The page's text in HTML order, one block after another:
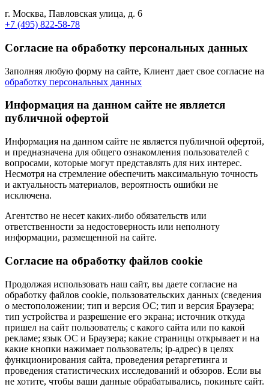
г. Москва, Павловская улица, д. 6
+7 (495) 822-58-78
Согласие на обработку персональных данных
Заполняя любую форму на сайте, Клиент дает свое согласие на
обработку персональных данных
Информация на данном сайте не является
публичной офертой
Информация на данном сайте не является публичной офертой,
и предназначена для общего ознакомления пользователей с
вопросами, которые могут представлять для них интерес.
Несмотря на стремление обеспечить максимальную точность
и актуальность материалов, вероятность ошибки не
исключена.
Агентство не несет каких-либо обязательств или
ответственности за недостоверность или неполноту
информации, размещенной на сайте.
Cогласие на обработку файлов cookie
Продолжая использовать наш сайт, вы даете согласие на
обработку файлов cookie, пользовательских данных (сведения
о местоположении; тип и версия ОС; тип и версия Браузера;
тип устройства и разрешение его экрана; источник откуда
пришел на сайт пользователь; с какого сайта или по какой
рекламе; язык ОС и Браузера; какие страницы открывает и на
какие кнопки нажимает пользователь; ip-адрес) в целях
функционирования сайта, проведения ретаргетинга и
проведения статистических исследований и обзоров. Если вы
не хотите, чтобы ваши данные обрабатывались, покиньте сайт.